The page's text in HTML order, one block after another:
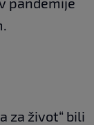
za život“ bili